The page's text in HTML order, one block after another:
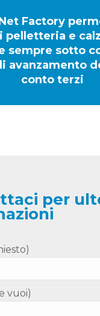
Factory
pelletteria e
sempre sotto
avanzamento
conto terzi
per
vuoi)